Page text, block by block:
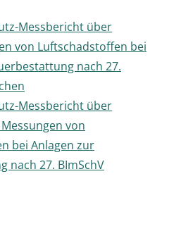
Messbericht über
von Luftschadstoffen bei
nach 27.
Messbericht über
von
bei Anlagen zur
nach 27. BImSchV